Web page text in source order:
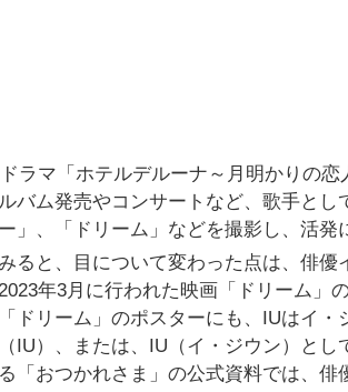
ラマ「ホテルデルーナ～月明かりの
バム発売やコンサートなど、歌手と
」、「ドリーム」などを撮影し、活発
ると、目について変わった点は、俳優
年3月に行われた映画「ドリーム」
ドリーム」のポスターにも、IUはイ・
IU）、または、IU（イ・ジウン）と
「おつかれさま」の公式資料では、